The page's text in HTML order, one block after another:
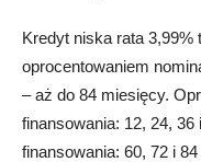
Kredyt niska rata
oprocentowaniem
– aż do 84 miesięcy.
finansowania: 12, 24,
finansowania: 60, 72 i